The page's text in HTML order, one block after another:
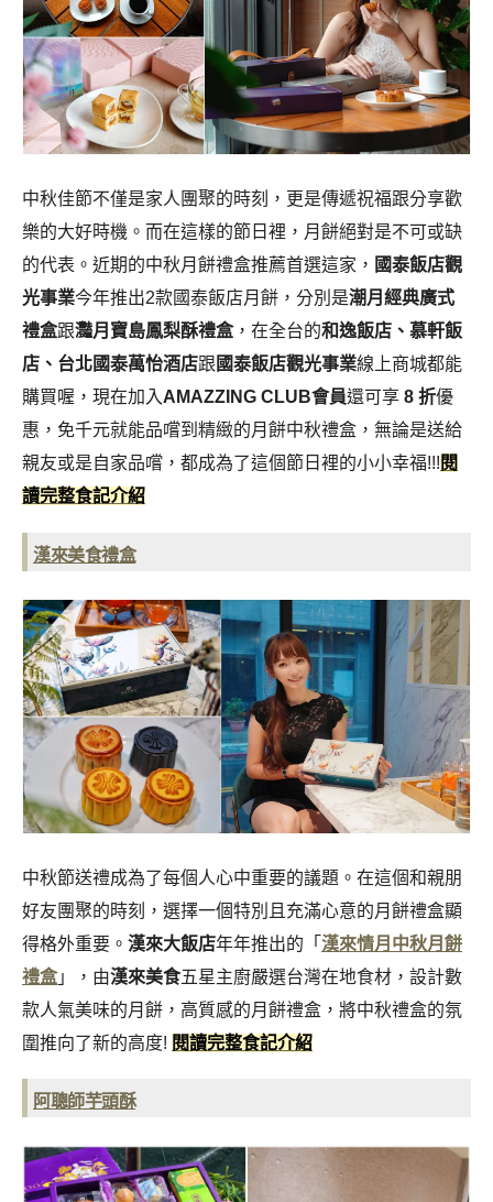
中秋佳節不僅是家人團聚的時刻，更是傳遞祝福跟分享歡
樂的大好時機。而在這樣的節日裡，月餅絕對是不可或缺
的代表。近期的中秋月餅禮盒推薦首選這家， 國泰飯店觀
光事業今年推出2款國泰飯店月餅，分別是潮月經典廣式
禮盒跟灩月寶島鳳梨酥禮盒，在全台的和逸飯店、慕軒飯
店、台北國泰萬怡酒店跟 國泰飯店觀光事業線上商城都能
購買喔，現在加入 AMAZZING CLUB會員還可享 8 折優
惠，免千元就能品嚐到精緻的月餅中秋禮盒，無論是送給
親友或是自家品嚐，都成為了這個節日裡的小小幸福!!! 閱
讀完整食記介紹
漢來美食禮盒
中秋節送禮成為了每個人心中重要的議題。在這個和親朋
好友團聚的時刻，選擇一個特別且充滿心意的月餅禮盒顯
得格外重要。 漢來大飯店年年推出的「 漢來情月中秋月餅
禮盒」，由漢來美食五星主廚嚴選台灣在地食材，設計數
款人氣美味的月餅 ，高質感的月餅禮盒，將中秋禮盒的氛
圍推向了新的高度! 閱讀完整食記介紹
阿聰師芋頭酥